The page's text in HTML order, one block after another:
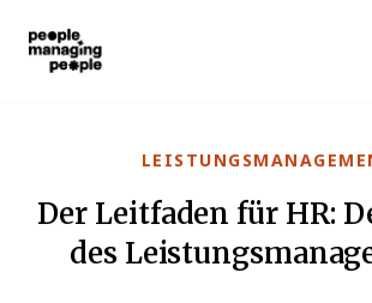
Der Leitfaden für HR:
des